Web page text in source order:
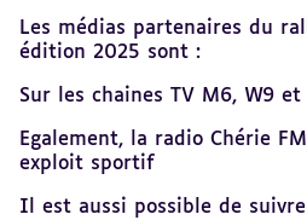
Les médias partenaires du
édition 2025 sont :
Sur les chaines TV M6, W9
Egalement, la radio Chérie
exploit sportif
Il est aussi possible de
Revenir
au
sommaire